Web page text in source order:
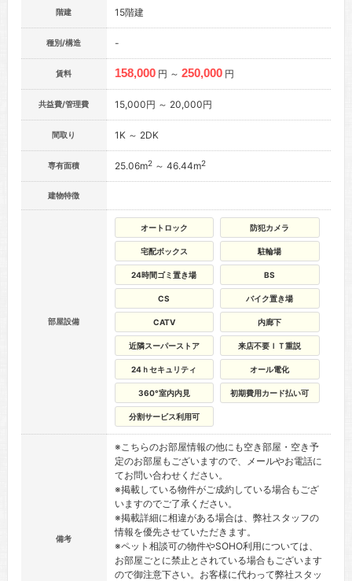
階建 15階建
種別/構造 -
賃料 158,000 円 ～ 250,000 円
共益費/管理費 15,000円 ～ 20,000円
間取り 1K ～ 2DK
専有面積 25.06m2～ 46.44m2
建物特徴
部屋設備
オートロック 防犯カメラ
宅配ボックス 駐輪場
24時間ゴミ置き場 BS
CS バイク置き場
CATV 内廊下
近隣スーパーストア 来店不要ＩＴ重説
24ｈセキュリティ オール電化
360°室内内見 初期費用カード払い可
分割サービス利用可
備考
※こちらのお部屋情報の他にも空き部屋・空き予
定のお部屋もございますので、メールやお電話に
てお問い合わせください。
※掲載している物件がご成約している場合もござ
いますのでご了承ください。
※掲載詳細に相違がある場合は、弊社スタッフの
情報を優先させていただきます。
※ペット相談可の物件やSOHO利用については、
お部屋ごとに禁止とされている場合もございます
ので御注意下さい。お客様に代わって弊社スタッ